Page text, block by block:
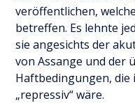
veröffentlichen,
betreffen. Es lehnte
sie angesichts der
von Assange und der
Haftbedingungen, die
„repressiv“ wäre.